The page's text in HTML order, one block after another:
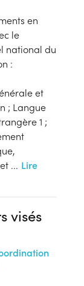
en
le
national du
:
et
; Langue
1 ;
... Lire
visés